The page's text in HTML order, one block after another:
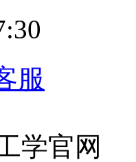
服
学官网